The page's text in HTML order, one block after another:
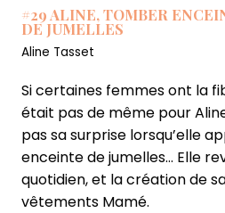
#29 ALINE, TOMBER
DE JUMELLES
Aline Tasset
Si certaines femmes ont la
était pas de même pour
pas sa surprise lorsqu’elle
enceinte de jumelles… Elle
quotidien, et la création de
vêtements Mamé.